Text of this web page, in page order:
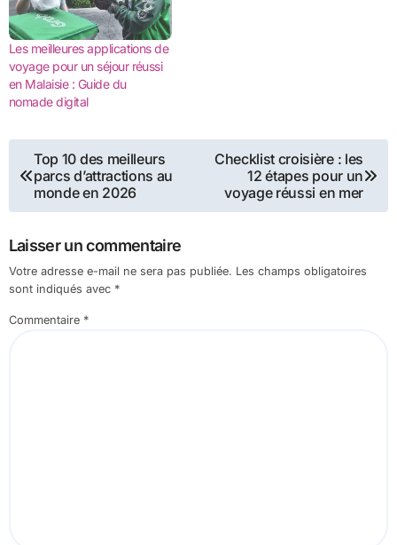
Les meilleures applications de
voyage pour un séjour réussi
en Malaisie : Guide du
nomade digital
Navigation
de
l’article
Top 10 des meilleurs
parcs d’attractions au
monde en 2026
Checklist croisière : les
12 étapes pour un
voyage réussi en mer
Laisser un commentaire
Votre adresse e-mail ne sera pas publiée. Les champs obligatoires
sont indiqués avec *
Commentaire *